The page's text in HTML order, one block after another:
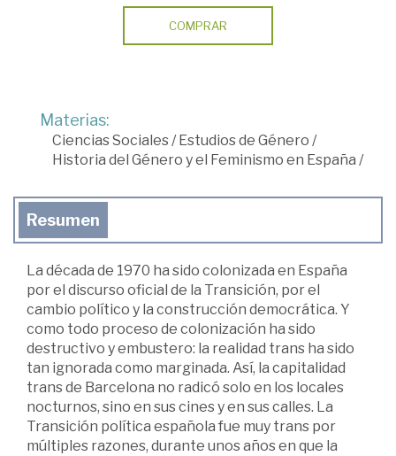
COMPRAR
Materias:
Ciencias Sociales/Estudios de Género /
Historia del Género y el Feminismo en España /
Resumen
La década de 1970 ha sido colonizada en España
por el discurso oficial de la Transición, por el
cambio político y la construcción democrática. Y
como todo proceso de colonización ha sido
destructivo y embustero: la realidad trans ha sido
tan ignorada como marginada. Así, la capitalidad
trans de Barcelona no radicó solo en los locales
nocturnos, sino en sus cines y en sus calles. La
Transición política española fue muy trans por
múltiples razones, durante unos años en que la